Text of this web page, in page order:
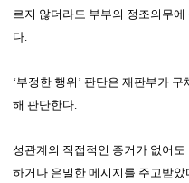
르지 않더라도 부부의 정조의무
다.
‘부정한 행위’ 판단은 재판부가
해 판단한다.
성관계의 직접적인 증거가 없어
하거나 은밀한 메시지를 주고받